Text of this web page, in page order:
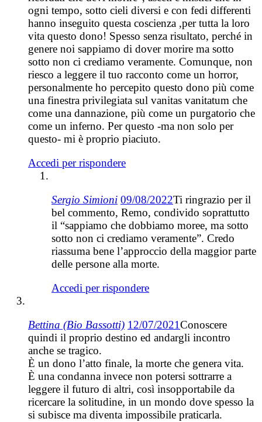
ogni tempo, sotto cieli diversi e con fedi differenti
hanno inseguito questa coscienza ,per tutta la loro
vita questo dono! Spesso senza risultato, perché in
genere noi sappiamo di dover morire ma sotto
sotto non ci crediamo veramente. Comunque, non
riesco a leggere il tuo racconto come un horror,
personalmente ho percepito questo dono più come
una finestra privilegiata sul vanitas vanitatum che
come una dannazione, più come un purgatorio che
come un inferno. Per questo -ma non solo per
questo- mi è proprio piaciuto.
Accedi per rispondere
Sergio Simioni 09/08/2022Ti ringrazio per il
bel commento, Remo, condivido soprattutto
il “sappiamo che dobbiamo moree, ma sotto
sotto non ci crediamo veramente”. Credo
riassuma bene l’approccio della maggior parte
delle persone alla morte.
Accedi per rispondere
Bettina (Bio Bassotti) 12/07/2021Conoscere
quindi il proprio destino ed andargli incontro
anche se tragico.
È un dono l’atto finale, la morte che genera vita.
È una condanna invece non potersi sottrarre a
leggere il futuro di altri, così insopportabile da
ricercare la solitudine, in un mondo dove spesso la
si subisce ma diventa impossibile praticarla.